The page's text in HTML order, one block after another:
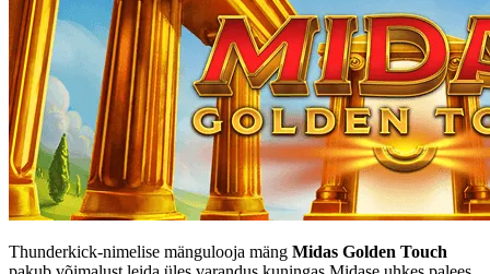
Thunderkick-nimelise mängulooja mäng Midas Golden Touch